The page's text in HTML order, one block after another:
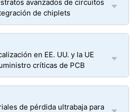
avanzados de circuitos
de chiplets
en EE. UU. y la UE
críticas de PCB
de pérdida ultrabaja para